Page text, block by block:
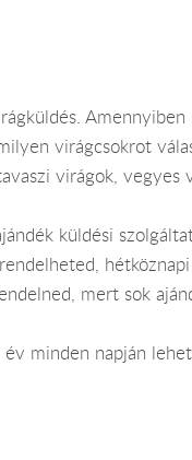
virágcsokrot
virágok, vegyes
küldési
mert sok
minden napján